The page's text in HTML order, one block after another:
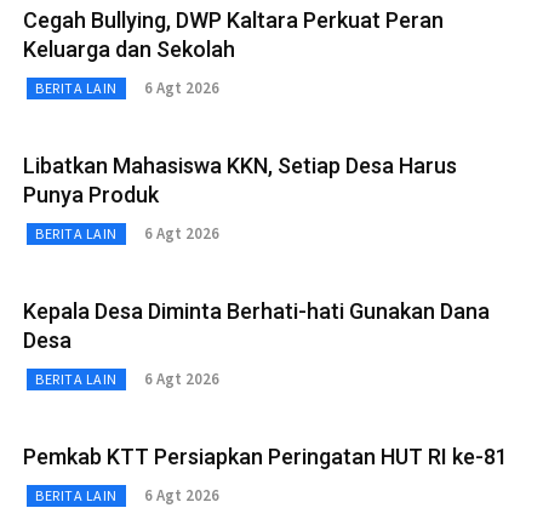
Cegah Bullying, DWP Kaltara Perkuat Peran
Keluarga dan Sekolah
BERITA LAIN 6 Agt 2026
Libatkan Mahasiswa KKN, Setiap Desa Harus
Punya Produk
BERITA LAIN 6 Agt 2026
Kepala Desa Diminta Berhati-hati Gunakan Dana
Desa
BERITA LAIN 6 Agt 2026
Pemkab KTT Persiapkan Peringatan HUT RI ke-81
BERITA LAIN 6 Agt 2026